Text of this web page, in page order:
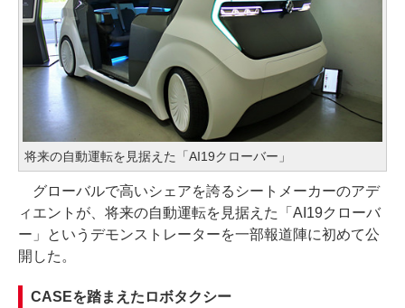
将来の自動運転を見据えた「AI19クローバー」
グローバルで高いシェアを誇るシートメーカーのアデ
ィエントが、将来の自動運転を見据えた「AI19クローバ
ー」というデモンストレーターを一部報道陣に初めて公
開した。
CASEを踏まえたロボタクシー